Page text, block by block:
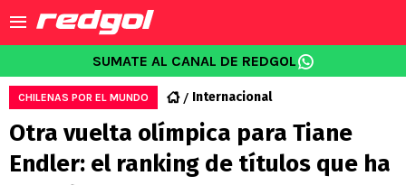
SUMATE AL CANAL DE REDGOL
CHILENAS POR EL MUNDO Internacional
Otra vuelta olímpica para Tiane
Endler: el ranking de títulos que ha